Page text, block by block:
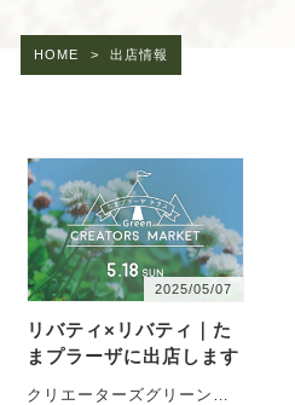
HOME > 出店情報
2025/05/07
リバティ×リバティ｜た
まプラーザに出店します
クリエーターズグリーンマ